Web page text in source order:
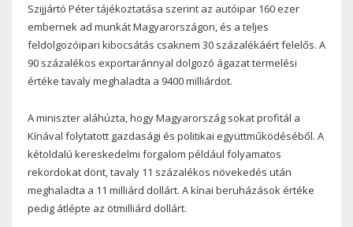
Szijjártó Péter tájékoztatása szerint az autóipar 160 ezer
embernek ad munkát Magyarországon, és a teljes
feldolgozóipari kibocsátás csaknem 30 százalékáért felelős. A
90 százalékos exportaránnyal dolgozó ágazat termelési
értéke tavaly meghaladta a 9400 milliárdot.
A miniszter aláhúzta, hogy Magyarország sokat profitál a
Kínával folytatott gazdasági és politikai együttműködéséből. A
kétoldalú kereskedelmi forgalom például folyamatos
rekordokat dönt, tavaly 11 százalékos növekedés után
meghaladta a 11 milliárd dollárt. A kínai beruházások értéke
pedig átlépte az ötmilliárd dollárt.